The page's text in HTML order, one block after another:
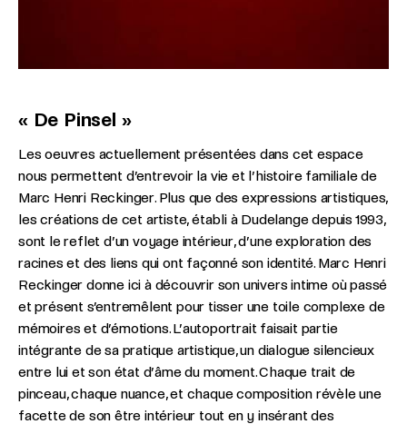
« De Pinsel »
Les oeuvres actuellement présentées dans cet espace
nous permettent d’entrevoir la vie et l’histoire familiale de
Marc Henri Reckinger. Plus que des expressions artistiques,
les créations de cet artiste, établi à Dudelange depuis 1993,
sont le reflet d’un voyage intérieur, d’une exploration des
racines et des liens qui ont façonné son identité. Marc Henri
Reckinger donne ici à découvrir son univers intime où passé
et présent s’entremêlent pour tisser une toile complexe de
mémoires et d’émotions. L’autoportrait faisait partie
intégrante de sa pratique artistique, un dialogue silencieux
entre lui et son état d’âme du moment. Chaque trait de
pinceau, chaque nuance, et chaque composition révèle une
facette de son être intérieur tout en y insérant des